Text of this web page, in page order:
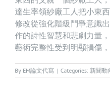
達生率領紗廠工人把小東
修改從強化階級鬥爭意識
作的詩性智慧和悲劇力量
藝術完整性受到明顯損傷
By EM論文代寫 | Categories: 新聞動